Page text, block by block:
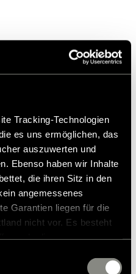
Tracking-Technologien
es uns ermöglichen, das
auszuwerten und
Ebenso haben wir Inhalte
die ihren Sitz in den
angemessenes
Garantien liegen für die
nicht vor. Es besteht
können Daten für